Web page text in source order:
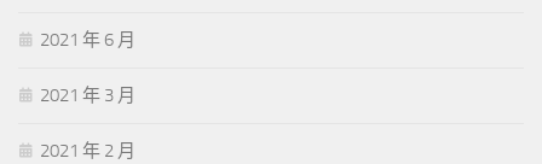
2021 年 6 月
2021 年 3 月
2021 年 2 月